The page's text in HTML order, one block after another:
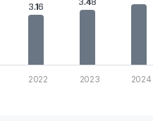
from 1.76 to 4.28.
3.16
3.16 3.48
3.48
2022 2023 2024